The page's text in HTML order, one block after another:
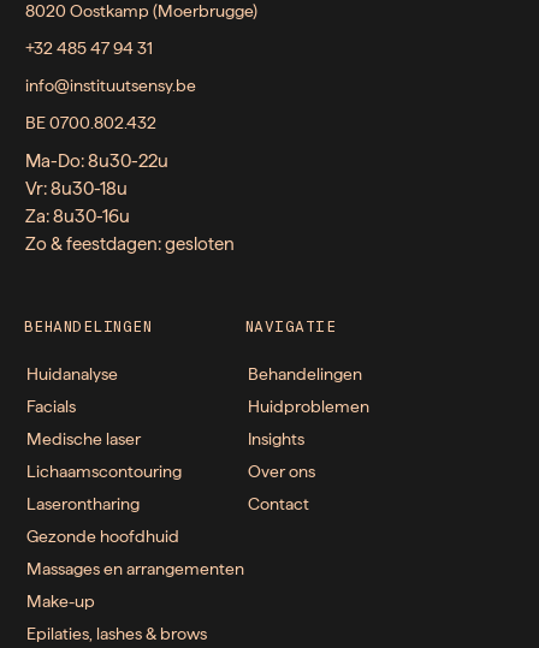
8020 Oostkamp (Moerbrugge)
+32 485 47 94 31
info@instituutsensy.be
BE 0700.802.432
Ma-Do: 8u30-22u
Vr: 8u30-18u
Za: 8u30-16u
Zo & feestdagen: gesloten
BEHANDELINGEN
Huidanalyse
Facials
Medische laser
Lichaamscontouring
Laserontharing
Gezonde hoofdhuid
Massages en arrangementen
Make-up
Epilaties, lashes & brows
NAVIGATIE
Behandelingen
Huidproblemen
Insights
Over ons
Contact